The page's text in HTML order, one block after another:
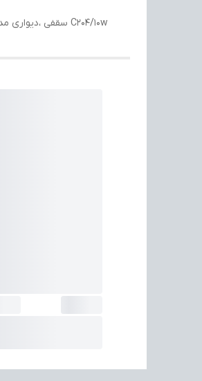
C204/10w سقفی ،دیواری مدرن سه حالت نور(سفید،آفتابی،یخی،) رنگ بدنه :سفید مشکی ابعاد :قطر دایره ۳۰سانتیمتر ارتفاع ۱۲سانتیمتر